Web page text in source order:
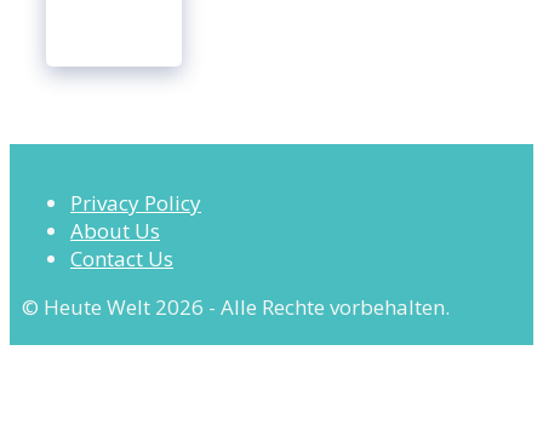
Privacy Policy
About Us
Contact Us
© Heute Welt 2026 - Alle Rechte vorbehalten.